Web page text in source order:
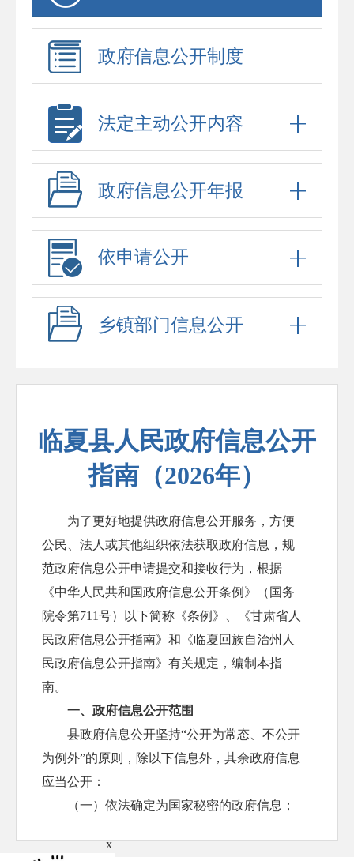
政府信息公开制度
法定主动公开内容
政府信息公开年报
依申请公开
乡镇部门信息公开
临夏县人民政府信息公开
指南（2026年）
为了更好地提供政府信息公开服务，方便
公民、法人或其他组织依法获取政府信息，规
范政府信息公开申请提交和接收行为，根据
《中华人民共和国政府信息公开条例》（国务
院令第711号）以下简称《条例》、《甘肃省人
民政府信息公开指南》和《临夏回族自治州人
民政府信息公开指南》有关规定，编制本指
南。
一、政府信息公开范围
县政府信息公开坚持“公开为常态、不公开
为例外”的原则，除以下信息外，其余政府信息
应当公开：
（一）依法确定为国家秘密的政府信息；
息；
x